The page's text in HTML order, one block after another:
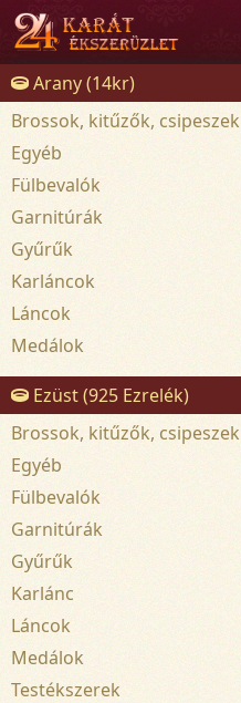
Arany (14kr)
Brossok, kitűzők, csipeszek
Egyéb
Fülbevalók
Garnitúrák
Gyűrűk
Karláncok
Láncok
Medálok
Ezüst (925 Ezrelék)
Brossok, kitűzők, csipeszek
Egyéb
Fülbevalók
Garnitúrák
Gyűrűk
Karlánc
Láncok
Medálok
Testékszerek